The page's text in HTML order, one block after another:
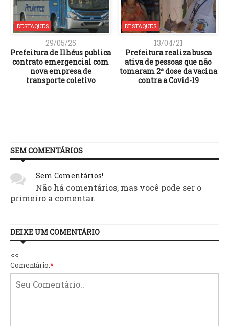
DESTAQUES
29/05/25
Prefeitura de Ilhéus publica
contrato emergencial com
nova empresa de
transporte coletivo
DESTAQUES
13/04/21
Prefeitura realiza busca
ativa de pessoas que não
tomaram 2ª dose da vacina
contra a Covid-19
SEM COMENTÁRIOS
Sem Comentários!
Não há comentários, mas você pode ser o
primeiro a comentar.
DEIXE UM COMENTÁRIO
<<
Comentário:*